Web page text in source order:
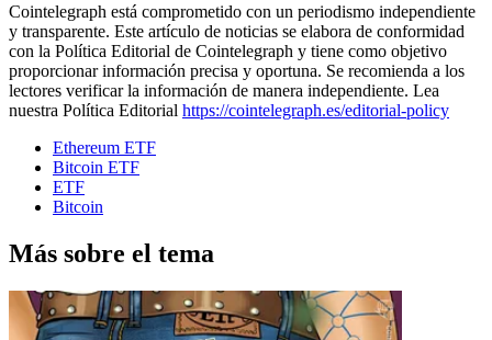
Cointelegraph está comprometido con un periodismo independiente
y transparente. Este artículo de noticias se elabora de conformidad
con la Política Editorial de Cointelegraph y tiene como objetivo
proporcionar información precisa y oportuna. Se recomienda a los
lectores verificar la información de manera independiente. Lea
nuestra Política Editorial https://cointelegraph.es/editorial-policy
Ethereum ETF
Bitcoin ETF
ETF
Bitcoin
Más sobre el tema